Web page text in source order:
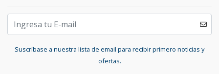
Suscríbase a nuestra lista de email para recibir primero noticias y
ofertas.